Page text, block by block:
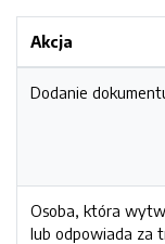
Akcja
Dodanie
Osoba, która
lub odpowiada za